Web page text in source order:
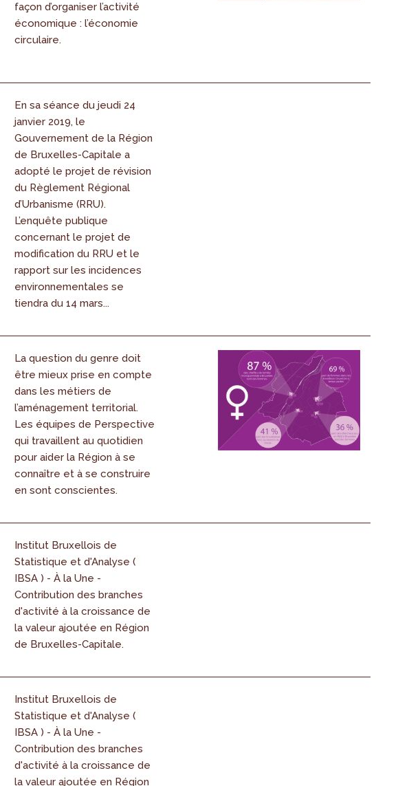
façon d’organiser l’activité
économique : l’économie
circulaire.
En sa séance du jeudi 24
janvier 2019, le
Gouvernement de la Région
de Bruxelles-Capitale a
adopté le projet de révision
du Règlement Régional
d’Urbanisme (RRU).
L’enquête publique
concernant le projet de
modification du RRU et le
rapport sur les incidences
environnementales se
tiendra du 14 mars...
La question du genre doit
être mieux prise en compte
dans les métiers de
l’aménagement territorial.
Les équipes de Perspective
qui travaillent au quotidien
pour aider la Région à se
connaître et à se construire
en sont conscientes.
Institut Bruxellois de
Statistique et d'Analyse (
IBSA ) - À la Une -
Contribution des branches
d'activité à la croissance de
la valeur ajoutée en Région
de Bruxelles-Capitale.
Institut Bruxellois de
Statistique et d'Analyse (
IBSA ) - À la Une -
Contribution des branches
d'activité à la croissance de
la valeur ajoutée en Région